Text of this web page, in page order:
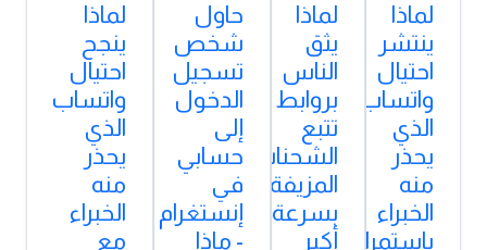
لماذا
ينتشر
احتيال
واتساب
الذي
يحذر
منه
الخبراء
باستمرار؟
لماذا
يثق
الناس
بروابط
تتبع
الشحنات
المزيفة
بسرعة
أكبر
حاول
شخص
تسجيل
الدخول
إلى
حسابي
في
إنستغرام
- ماذا
لماذا
ينجح
احتيال
واتساب
الذي
يحذر
منه
الخبراء
مع